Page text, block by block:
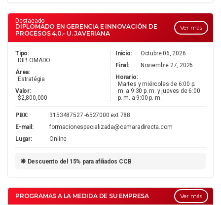
Ver más
Destacado
DIPLOMADO EN GERENCIA E INNOVACIÓN DE
PROCESOS 4.0.- U. JAVERIANA
Tipo:
DIPLOMADO
Área:
Estratégia
Valor:
$2,800,000
Inicio:
Octubre 06, 2026
Final:
Noviembre 27, 2026
Horario:
Martes y miércoles de 6:00 p.
m. a 9:30 p. m. y jueves de 6:00
p. m. a 9:00 p. m.
PBX:
3153487527 -6527000 ext 788
E-mail:
formacionespecializada@camaradirecta.com
Lugar:
Online
Descuento del 15% para afiliados CCB
Ver más
PROGRAMAS A LA MEDIDA DE SU EMPRESA